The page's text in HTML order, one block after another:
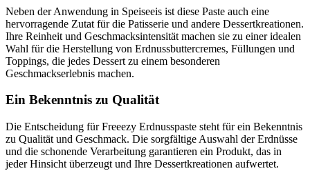
Neben der Anwendung in Speiseeis ist diese Paste auch eine
hervorragende Zutat für die Patisserie und andere Dessertkreationen.
Ihre Reinheit und Geschmacksintensität machen sie zu einer idealen
Wahl für die Herstellung von Erdnussbuttercremes, Füllungen und
Toppings, die jedes Dessert zu einem besonderen
Geschmackserlebnis machen.
Ein Bekenntnis zu Qualität
Die Entscheidung für Freeezy Erdnusspaste steht für ein Bekenntnis
zu Qualität und Geschmack. Die sorgfältige Auswahl der Erdnüsse
und die schonende Verarbeitung garantieren ein Produkt, das in
jeder Hinsicht überzeugt und Ihre Dessertkreationen aufwertet.